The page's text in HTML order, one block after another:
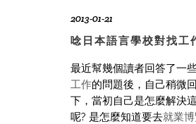
2013-01-21
唸日本語言學校對找工
最近幫幾個讀者回答了一
工作的問題後，自己稍微
下，當初自己是怎麼解決
呢? 是怎麼知道要去就業